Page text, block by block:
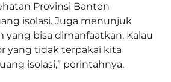
Provinsi Banten
isolasi. Juga menunjuk
bisa dimanfaatkan. Kalau
yang tidak terpakai kita
isolasi,” perintahnya.